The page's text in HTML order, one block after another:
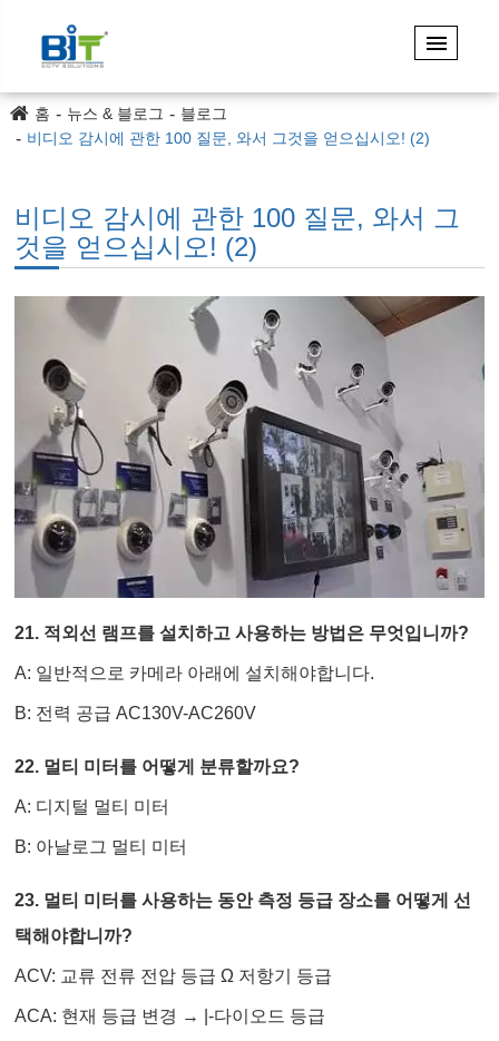
홈 뉴스 & 블로그
블로그
비디오 감시에 관한 100 질문, 와서 그것을 얻으십시오! (2)
비디오 감시에 관한 100 질문, 와서 그
것을 얻으십시오! (2)
21. 적외선 램프를 설치하고 사용하는 방법은 무엇입니까?
A: 일반적으로 카메라 아래에 설치해야합니다.
B: 전력 공급 AC130V-AC260V
22. 멀티 미터를 어떻게 분류할까요?
A: 디지털 멀티 미터
B: 아날로그 멀티 미터
23. 멀티 미터를 사용하는 동안 측정 등급 장소를 어떻게 선
택해야합니까?
ACV: 교류 전류 전압 등급 Ω 저항기 등급
ACA: 현재 등급 변경 → |-다이오드 등급